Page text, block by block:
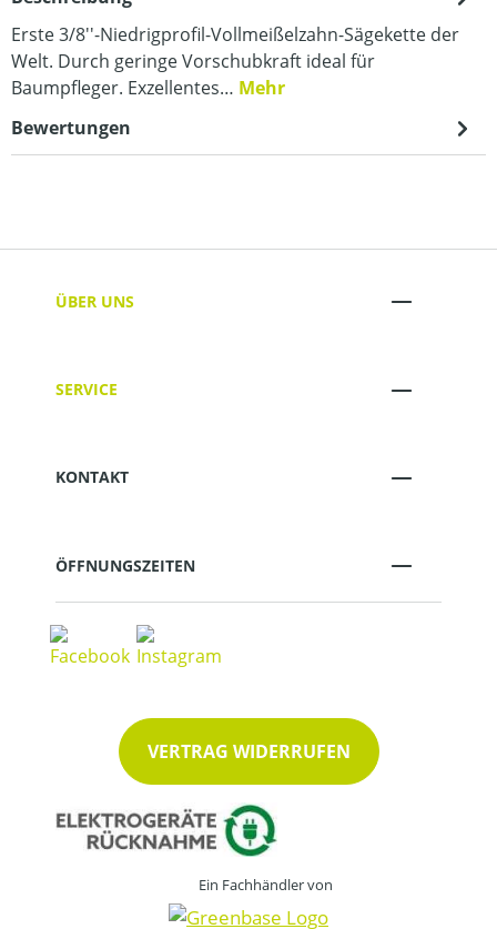
Erste 3/8''-Niedrigprofil-Vollmeißelzahn-Sägekette der
Welt. Durch geringe Vorschubkraft ideal für
Baumpfleger. Exzellentes… Mehr
Bewertungen
ÜBER UNS
SERVICE
KONTAKT
ÖFFNUNGSZEITEN
VERTRAG WIDERRUFEN
Ein Fachhändler von